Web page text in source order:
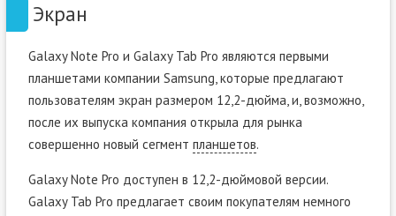
Экран
Galaxy Note Pro и Galaxy Tab Pro являются первыми
планшетами компании Samsung, которые предлагают
пользователям экран размером 12,2-дюйма, и, возможно,
после их выпуска компания открыла для рынка
совершенно новый сегмент планшетов.
Galaxy Note Pro доступен в 12,2-дюймовой версии.
Galaxy Tab Pro предлагает своим покупателям немного